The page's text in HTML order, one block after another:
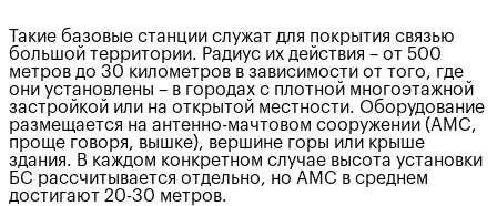
Такие базовые станции служат для покрытия связью
большой территории. Радиус их действия – от 500
метров до 30 километров в зависимости от того, где
они установлены – в городах с плотной многоэтажной
застройкой или на открытой местности. Оборудование
размещается на антенно-мачтовом сооружении (АМС,
проще говоря, вышке), вершине горы или крыше
здания. В каждом конкретном случае высота установки
БС рассчитывается отдельно, но АМС в среднем
достигают 20-30 метров.